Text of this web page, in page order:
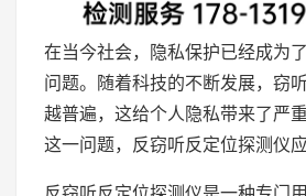
在当今社会，隐私保护已经成为
问题。随着科技的不断发展，窃
越普遍，这给个人隐私带来了严
这一问题，反窃听反定位探测仪应